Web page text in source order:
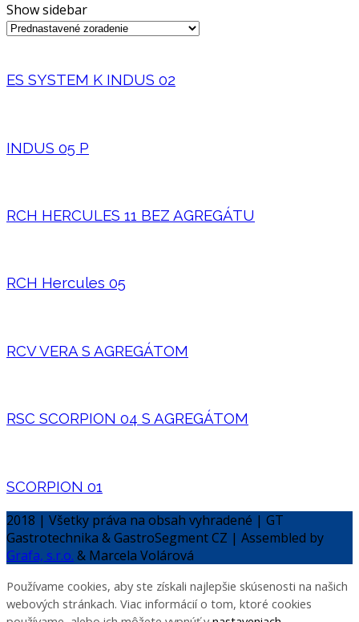
Show sidebar
ES SYSTEM K INDUS 02
INDUS 05 P
RCH HERCULES 11 BEZ AGREGÁTU
RCH Hercules 05
RCV VERA S AGREGÁTOM
RSC SCORPION 04 S AGREGÁTOM
SCORPION 01
2018 | Všetky práva na obsah vyhradené | GT
Gastrotechnika & GastroSegment CZ | Assembled by
Grafa, s.r.o. & Marcela Volárová
Používame cookies, aby ste získali najlepšie skúsenosti na našich
webových stránkach. Viac informácií o tom, ktoré cookies